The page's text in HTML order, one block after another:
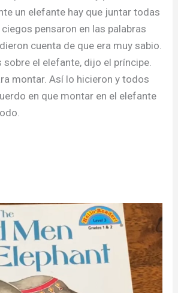
un elefante hay que juntar todas
pensaron en las palabras
cuenta de que era muy sabio.
el elefante, dijo el príncipe.
montar. Así lo hicieron y todos
en que montar en el elefante